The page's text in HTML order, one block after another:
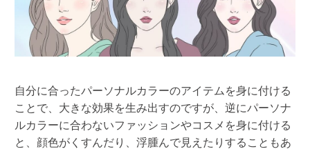
自分に合ったパーソナルカラーのアイテムを身に付ける
ことで、大きな効果を生み出すのですが、逆にパーソナ
ルカラーに合わないファッションやコスメを身に付ける
と、顔色がくすんだり、浮腫んで見えたりすることもあ